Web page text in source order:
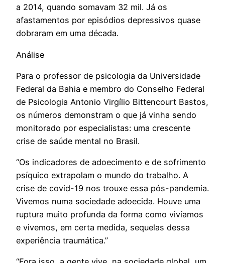
a 2014, quando somavam 32 mil. Já os
afastamentos por episódios depressivos quase
dobraram em uma década.
Análise
Para o professor de psicologia da Universidade
Federal da Bahia e membro do Conselho Federal
de Psicologia Antonio Virgílio Bittencourt Bastos,
os números demonstram o que já vinha sendo
monitorado por especialistas: uma crescente
crise de saúde mental no Brasil.
“Os indicadores de adoecimento e de sofrimento
psíquico extrapolam o mundo do trabalho. A
crise de covid-19 nos trouxe essa pós-pandemia.
Vivemos numa sociedade adoecida. Houve uma
ruptura muito profunda da forma como vivíamos
e vivemos, em certa medida, sequelas dessa
experiência traumática.”